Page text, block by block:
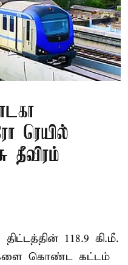
ரெயில்
தீவிரம்
118.9 கி.மீ.
கொண்ட கட்டம்